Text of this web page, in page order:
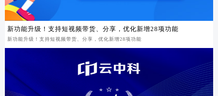
新功能升级！支持短视频带货、分享，优化新增28项功能
新功能升级！支持短视频带货、分享，优化新增28项功能